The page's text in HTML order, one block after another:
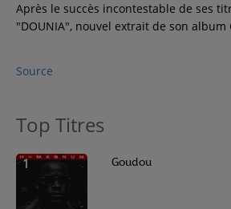
Recherche d'un titre
Après le succès incontestable de ses
"DOUNIA", nouvel extrait de son album
Source
Top Titres
1 Goudou